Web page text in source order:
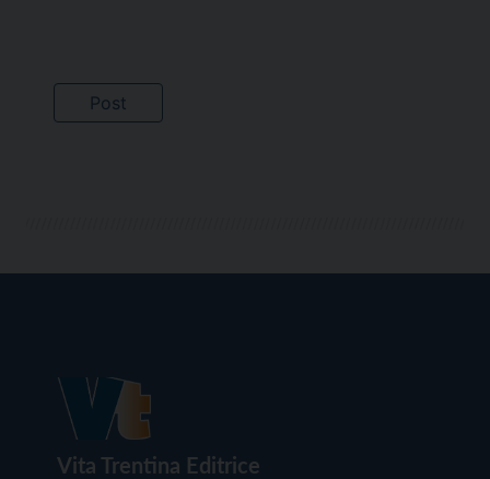
Vita Trentina Editrice